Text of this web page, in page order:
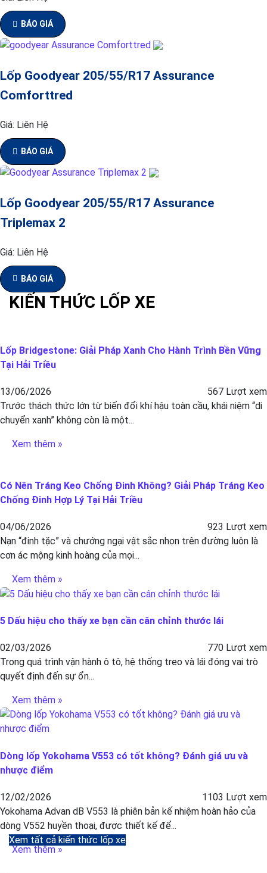
BÁO GIÁ
Lốp Goodyear 205/55/R17 Assurance
Comforttred
Giá: Liên Hệ
BÁO GIÁ
Lốp Goodyear 205/55/R17 Assurance
Triplemax 2
Giá: Liên Hệ
BÁO GIÁ
KIẾN THỨC LỐP XE
Lốp Bridgestone: Giải Pháp Xanh Cho Hành Trình Bền Vững
Tại Hải Triều
13/06/2026
567 Lượt xem
Trước thách thức lớn từ biến đổi khí hậu toàn cầu, khái niệm “di
chuyển xanh” không còn là một...
Xem thêm »
Có Nên Tráng Keo Chống Đinh Không? Giải Pháp Tráng Keo
Chống Đinh Hợp Lý Tại Hải Triều
04/06/2026
923 Lượt xem
Nạn “đinh tặc” và chướng ngại vật sắc nhọn trên đường luôn là
cơn ác mộng kinh hoàng của mọi...
Xem thêm »
5 Dấu hiệu cho thấy xe bạn cần cân chỉnh thước lái
02/03/2026
770 Lượt xem
Trong quá trình vận hành ô tô, hệ thống treo và lái đóng vai trò
quyết định đến sự ổn...
Xem thêm »
Dòng lốp Yokohama V553 có tốt không? Đánh giá ưu và
nhược điểm
12/02/2026
1103 Lượt xem
Yokohama Advan dB V553 là phiên bản kế nhiệm hoàn hảo của
dòng V552 huyền thoại, được thiết kế để...
Xem thêm »
Xem tất cả kiến thức lốp xe